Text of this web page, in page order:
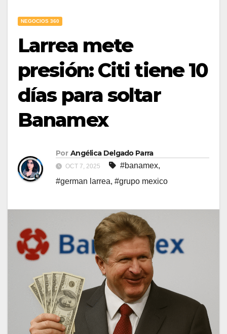
NEGOCIOS 360
Larrea mete
presión: Citi tiene 10
días para soltar
Banamex
Por Angélica Delgado Parra
OCT 7, 2025 #banamex,
#german larrea, #grupo mexico